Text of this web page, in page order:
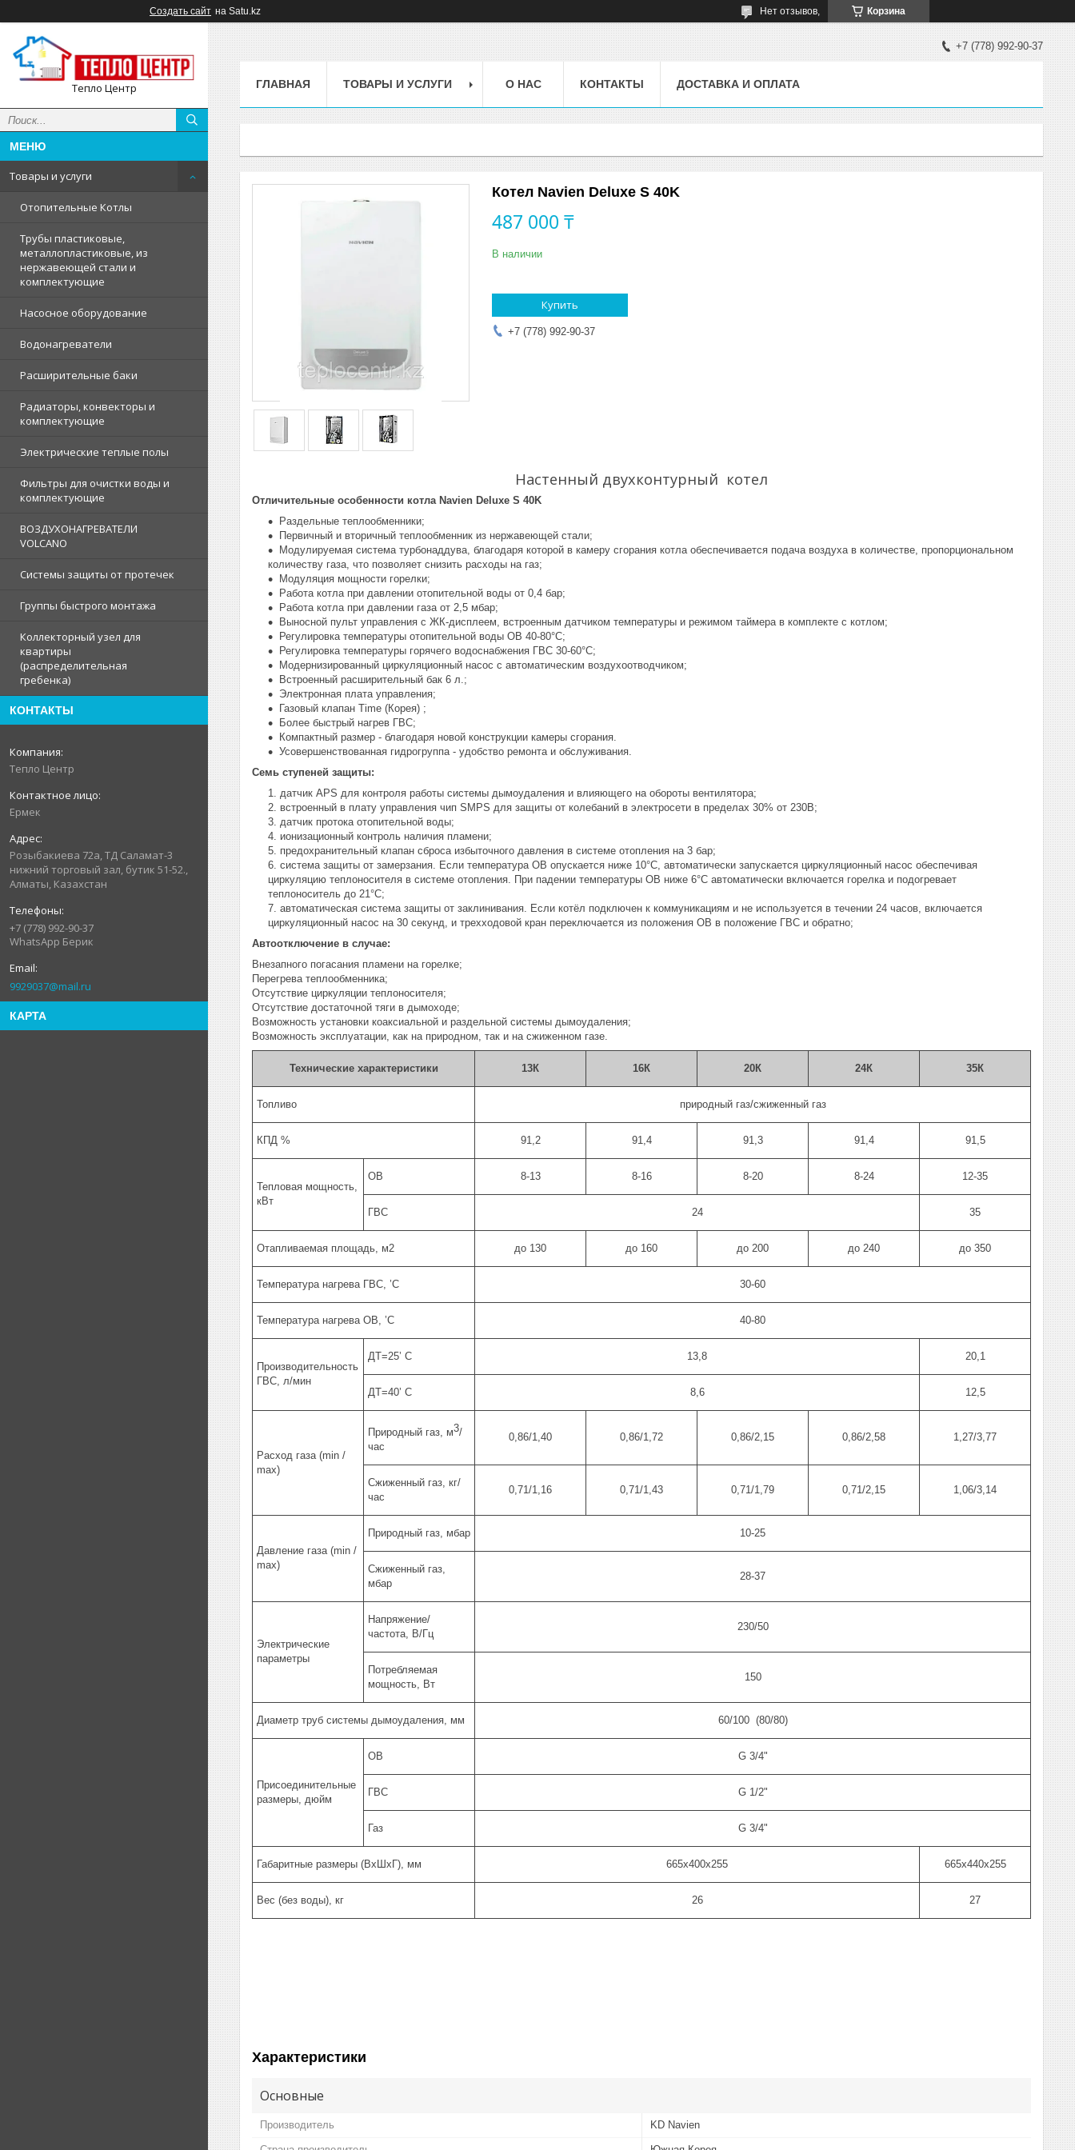
Создать сайт на Satu.kz Корзина
Нет отзывов,
Тепло Центр
Товары и услуги
Отопительные Котлы
Трубы пластиковые,
металлопластиковые, из
нержавеющей стали и
комплектующие
Насосное оборудование
Водонагреватели
Расширительные баки
Радиаторы, конвекторы и
комплектующие
Электрические теплые полы
Фильтры для очистки воды и
комплектующие
ВОЗДУХОНАГРЕВАТЕЛИ
VOLCANO
Системы защиты от протечек
Группы быстрого монтажа
Коллекторный узел для
квартиры
(распределительная
гребенка)
КОНТАКТЫ
Тепло Центр
Ермек
Розыбакиева 72а, ТД Саламат-3
нижний торговый зал, бутик 51-52.,
Алматы, Казахстан
+7 (778) 992-90-37
WhatsApp Берик
9929037@mail.ru
КАРТА
+7 (778) 992-90-37
ГЛАВНАЯ ТОВАРЫ И УСЛУГИ О НАС КОНТАКТЫ ДОСТАВКА И ОПЛАТА
Котел Navien Deluxe S 40K
487 000 ₸
В наличии
Купить
+7 (778) 992-90-37
Настенный двухконтурный котел
Отличительные особенности котла Navien Deluxe S 40K
Раздельные теплообменники;
Первичный и вторичный теплообменник из нержавеющей стали;
Модулируемая система турбонаддува, благодаря которой в камеру сгорания котла обеспечивается подача воздуха в количестве, пропорциональном
количеству газа, что позволяет снизить расходы на газ;
Модуляция мощности горелки;
Работа котла при давлении отопительной воды от 0,4 бар;
Работа котла при давлении газа от 2,5 мбар;
Выносной пульт управления с ЖК-дисплеем, встроенным датчиком температуры и режимом таймера в комплекте с котлом;
Регулировка температуры отопительной воды ОВ 40-80°С;
Регулировка температуры горячего водоснабжения ГВС 30-60°С;
Модернизированный циркуляционный насос с автоматическим воздухоотводчиком;
Встроенный расширительный бак 6 л.;
Электронная плата управления;
Газовый клапан Time (Корея) ;
Более быстрый нагрев ГВС;
Компактный размер - благодаря новой конструкции камеры сгорания.
Усовершенствованная гидрогруппа - удобство ремонта и обслуживания.
Семь ступеней защиты:
датчик APS для контроля работы системы дымоудаления и влияющего на обороты вентилятора;
встроенный в плату управления чип SMPS для защиты от колебаний в электросети в пределах 30% от 230В;
датчик протока отопительной воды;
ионизационный контроль наличия пламени;
предохранительный клапан сброса избыточного давления в системе отопления на 3 бар;
система защиты от замерзания. Если температура ОВ опускается ниже 10°С, автоматически запускается циркуляционный насос обеспечивая
циркуляцию теплоносителя в системе отопления. При падении температуры ОВ ниже 6°С автоматически включается горелка и подогревает
теплоноситель до 21°С;
автоматическая система защиты от заклинивания. Если котёл подключен к коммуникациям и не используется в течении 24 часов, включается
циркуляционный насос на 30 секунд, и трехходовой кран переключается из положения ОВ в положение ГВС и обратно;
Автоотключение в случае:
Внезапного погасания пламени на горелке;
Перегрева теплообменника;
Отсутствие циркуляции теплоносителя;
Отсутствие достаточной тяги в дымоходе;
Возможность установки коаксиальной и раздельной системы дымоудаления;
Возможность эксплуатации, как на природном, так и на сжиженном газе.
Технические характеристики 13К 16К 20К 24К 35К
Топливо природный газ/сжиженный газ
КПД % 91,2 91,4 91,3 91,4 91,5
Тепловая мощность,
кВт
ОВ 8-13 8-16 8-20 8-24 12-35
ГВС 24 35
Отапливаемая площадь, м2 до 130 до 160 до 200 до 240 до 350
Температура нагрева ГВС, ’С 30-60
Температура нагрева ОВ, ’С 40-80
Производительность
ГВС, л/мин
ДТ=25’ С 13,8 20,1
ДТ=40’ С 8,6 12,5
Расход газа (min /
max)
Природный газ, м3/
час
0,86/1,40 0,86/1,72 0,86/2,15 0,86/2,58 1,27/3,77
Сжиженный газ, кг/
час
0,71/1,16 0,71/1,43 0,71/1,79 0,71/2,15 1,06/3,14
Давление газа (min /
max)
Природный газ, мбар 10-25
Сжиженный газ,
мбар
28-37
Электрические
параметры
Напряжение/
частота, В/Гц
230/50
Потребляемая
мощность, Вт
150
Диаметр труб системы дымоудаления, мм 60/100 (80/80)
Присоединительные
размеры, дюйм
ОВ G 3/4"
ГВС G 1/2"
Газ G 3/4"
Габаритные размеры (ВхШхГ), мм 665х400х255 665х440х255
Вес (без воды), кг 26 27
Характеристики
Основные
Производитель KD Navien